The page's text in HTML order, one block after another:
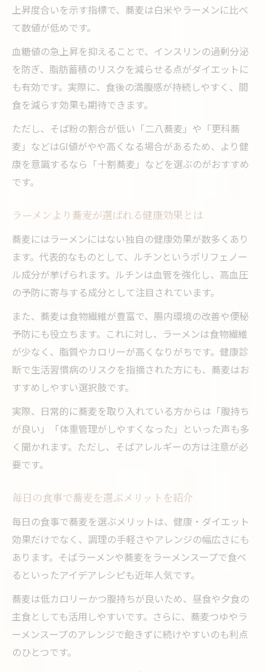
ダイエット中の麺選びに蕎麦をおすすめする理
由
ダイエット向きの麺は蕎麦が最適な理由
蕎麦がラーメンよりもカロリーが低い特徴
ダイエット中は蕎麦が太りにくいポイント
蕎麦とラーメンどっちがダイエットに効果
的か
食物繊維豊富な蕎麦で満腹感を得るコツ
話題の蕎麦ラーメンレシピで簡単ヘルシー生活
蕎麦レシピアレンジで飽きずに継続できる
上昇度合いを示す指標で、蕎麦は白米やラーメンに比べ
て数値が低めです。
血糖値の急上昇を抑えることで、インスリンの過剰分泌
を防ぎ、脂肪蓄積のリスクを減らせる点がダイエットに
も有効です。実際に、食後の満腹感が持続しやすく、間
食を減らす効果も期待できます。
ただし、そば粉の割合が低い「二八蕎麦」や「更科蕎
麦」などはGI値がやや高くなる場合があるため、より健
康を意識するなら「十割蕎麦」などを選ぶのがおすすめ
です。
ラーメンより蕎麦が選ばれる健康効果とは
蕎麦にはラーメンにはない独自の健康効果が数多くあり
ます。代表的なものとして、ルチンというポリフェノー
ル成分が挙げられます。ルチンは血管を強化し、高血圧
の予防に寄与する成分として注目されています。
また、蕎麦は食物繊維が豊富で、腸内環境の改善や便秘
予防にも役立ちます。これに対し、ラーメンは食物繊維
が少なく、脂質やカロリーが高くなりがちです。健康診
断で生活習慣病のリスクを指摘された方にも、蕎麦はお
すすめしやすい選択肢です。
実際、日常的に蕎麦を取り入れている方からは「腹持ち
が良い」「体重管理がしやすくなった」といった声も多
く聞かれます。ただし、そばアレルギーの方は注意が必
要です。
毎日の食事で蕎麦を選ぶメリットを紹介
毎日の食事で蕎麦を選ぶメリットは、健康・ダイエット
効果だけでなく、調理の手軽さやアレンジの幅広さにも
あります。そばラーメンや蕎麦をラーメンスープで食べ
るといったアイデアレシピも近年人気です。
蕎麦は低カロリーかつ腹持ちが良いため、昼食や夕食の
主食としても活用しやすいです。さらに、蕎麦つゆやラ
ーメンスープのアレンジで飽きずに続けやすいのも利点
のひとつです。